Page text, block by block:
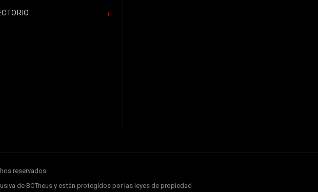
reservados.
de BCTneus y están protegidos por las leyes de propiedad